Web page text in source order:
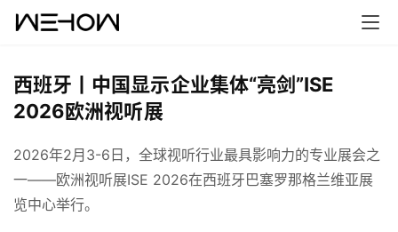
西班牙丨中国显示企业集体“亮剑”ISE
2026欧洲视听展
2026年2月3-6日，全球视听行业最具影响力的专业展会之
一——欧洲视听展ISE 2026在西班牙巴塞罗那格兰维亚展
览中心举行。